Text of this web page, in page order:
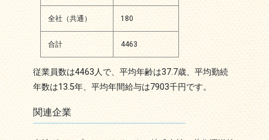
全社（共通） 180
合計 4463
従業員数は4463人で、平均年齢は37.7歳、平均勤続
年数は13.5年、平均年間給与は7903千円です。
関連企業